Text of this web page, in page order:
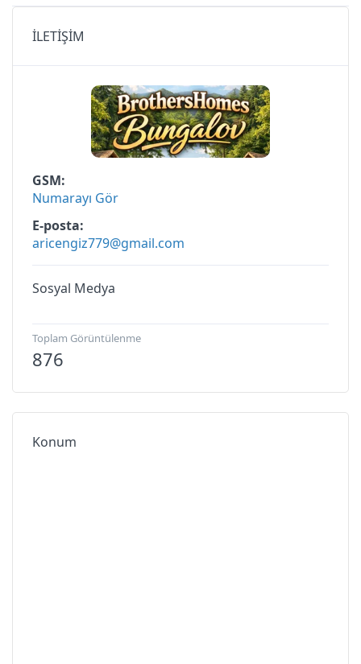
İLETİŞİM
GSM
Numarayı Gör
E-posta
aricengiz779@gmail.com
Sosyal Medya
Toplam Görüntülenme
876
Konum